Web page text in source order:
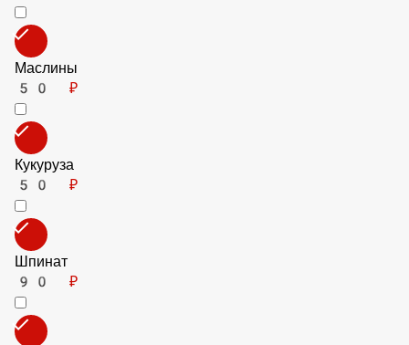
Болгарский Перец
70 ₽
Цуккини
Острый Перец
70 ₽